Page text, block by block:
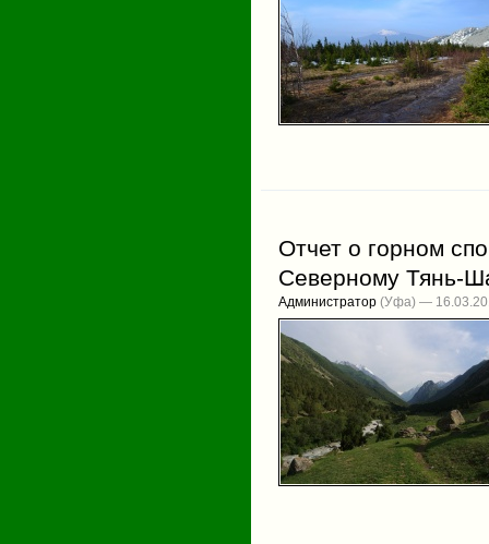
Отчет о горном
Северному Тянь-
Администратор (Уфа) —